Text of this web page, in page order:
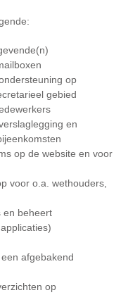
op
gebied
en
op de website en voor
voor o.a. wethouders,
en beheert
afgebakend
op